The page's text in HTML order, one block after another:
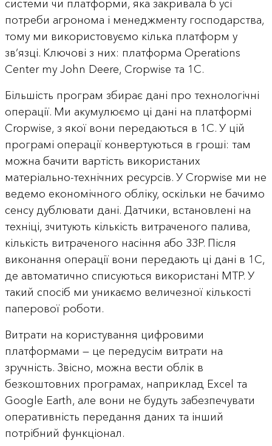
системи чи платформи, яка закривала б усі
потреби агронома і менеджменту господарства,
тому ми використовуємо кілька платформ у
зв’язці. Ключові з них: платформа Operations
Center my John Deere, Cropwise та 1С.
Більшість програм збирає дані про технологічні
операції. Ми акумулюємо ці дані на платформі
Cropwise, з якої вони передаються в 1С. У цій
програмі операції конвертуються в гроші: там
можна бачити вартість використаних
матеріально-технічних ресурсів. У Cropwise ми не
ведемо економічного обліку, оскільки не бачимо
сенсу дублювати дані. Датчики, встановлені на
техніці, зчитують кількість витраченого палива,
кількість витраченого насіння або ЗЗР. Після
виконання операції вони передають ці дані в 1С,
де автоматично списуються використані МТР. У
такий спосіб ми уникаємо величезної кількості
паперової роботи.
Витрати на користування цифровими
платформами — це передусім витрати на
зручність. Звісно, можна вести облік в
безкоштовних програмах, наприклад Excel та
Google Earth, але вони не будуть забезпечувати
оперативність передання даних та інший
потрібний функціонал.